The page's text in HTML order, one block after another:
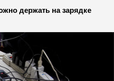
держать на зарядке